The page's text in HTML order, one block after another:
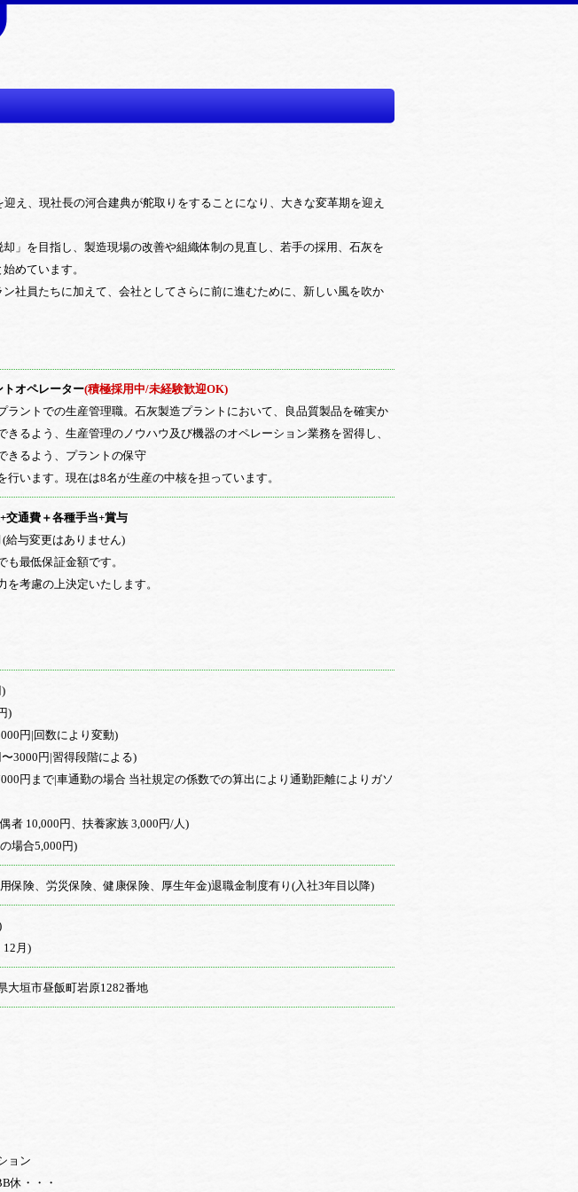
え、現社長の河合建典が舵取りをすることになり、大きな変革期を迎え
」を目指し、製造現場の改善や組織体制の見直し、若手の採用、石灰を
めています。
社員たちに加えて、会社としてさらに前に進むために、新しい風を吹か
オペレーター(積極採用中/未経験歓迎OK)
ラントでの生産管理職。石灰製造プラントにおいて、良品質製品を確実か
きるよう、生産管理のノウハウ及び機器のオペレーション業務を習得し、
きるよう、プラントの保守
行います。現在は8名が生産の中核を担っています。
交通費＋各種手当+賞与
給与変更はありません)
最低保証金額です。
を考慮の上決定いたします。
)
円|回数により変動)
3000円|習得段階による)
円まで|車通勤の場合 当社規定の係数での算出により通勤距離によりガソ
者 10,000円、扶養家族 3,000円/人)
場合5,000円)
保険、労災保険、健康保険、厚生年金)退職金制度有り(入社3年目以降)
12月)
垣市昼飯町岩原1282番地
ョン
休・・・